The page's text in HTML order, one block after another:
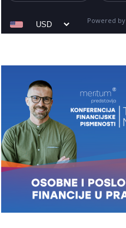
Powered by